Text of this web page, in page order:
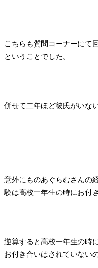
こちらも質問コーナーにて
ということでした。
併せて二年ほど彼氏がいな
意外にものあぐらむさんの
験は高校一年生の時にお付
逆算すると高校一年生の時
お付き合いはされていない